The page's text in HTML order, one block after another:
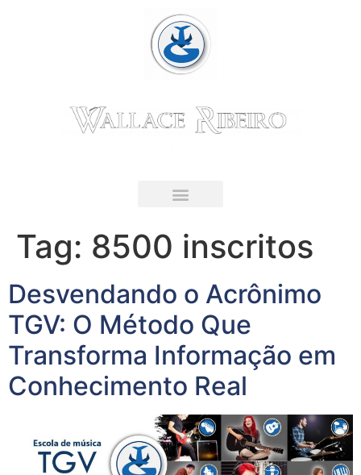
Tag: 8500 inscritos
Desvendando o Acrônimo
TGV: O Método Que
Transforma Informação em
Conhecimento Real